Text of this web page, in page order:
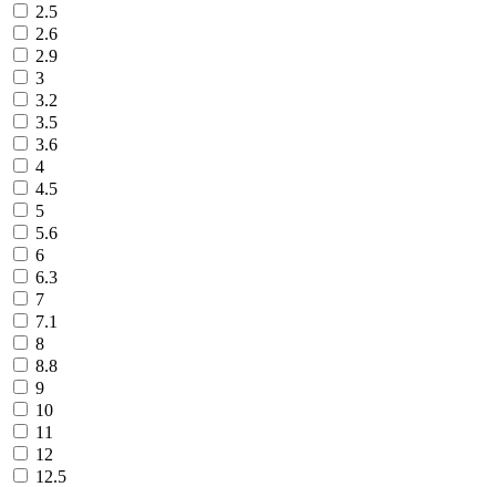
2.5
2.6
2.9
3
3.2
3.5
3.6
4
4.5
5
5.6
6
6.3
7
7.1
8
8.8
9
10
11
12
12.5